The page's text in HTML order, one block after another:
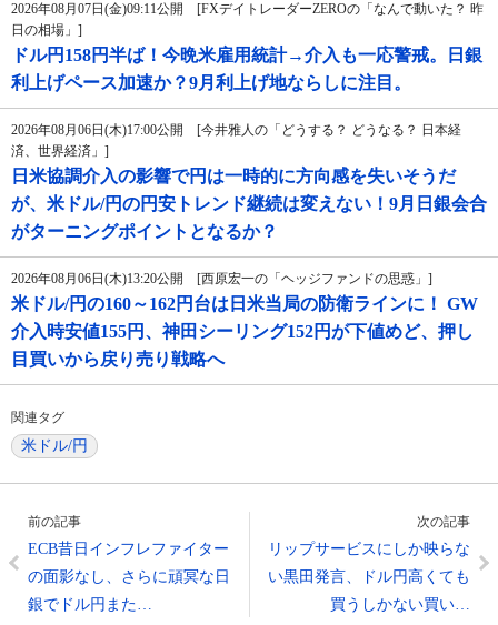
2026年08月07日(金)09:11公開 [FXデイトレーダーZEROの「なんで動いた？ 昨
日の相場」]
ドル円158円半ば！今晩米雇用統計→介入も一応警戒。日銀
利上げペース加速か？9月利上げ地ならしに注目。
2026年08月06日(木)17:00公開 [今井雅人の「どうする？ どうなる？ 日本経
済、世界経済」]
日米協調介入の影響で円は一時的に方向感を失いそうだ
が、米ドル/円の円安トレンド継続は変えない！9月日銀会合
がターニングポイントとなるか？
2026年08月06日(木)13:20公開 [西原宏一の「ヘッジファンドの思惑」]
米ドル/円の160～162円台は日米当局の防衛ラインに！ GW
介入時安値155円、神田シーリング152円が下値めど、押し
目買いから戻り売り戦略へ
関連タグ
米ドル/円
前の記事
ECB昔日インフレファイター
の面影なし、さらに頑冥な日
銀でドル円また…
次の記事
リップサービスにしか映らな
い黒田発言、ドル円高くても
買うしかない買い…